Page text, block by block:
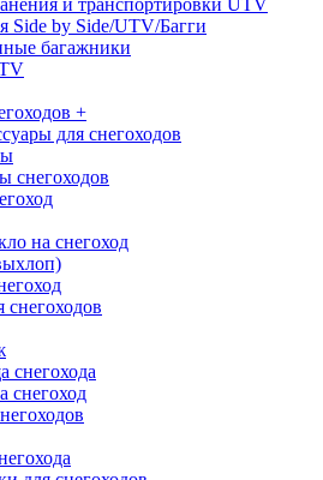
и транспортировки UTV
Side by Side/UTV/Багги
багажники
+
для снегоходов
снегоходов
на снегоход
снегоходов
снегохода
снегоход